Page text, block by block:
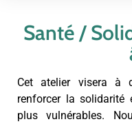
Santé /
Cet atelier visera à
renforcer la solidarité
plus vulnérables.